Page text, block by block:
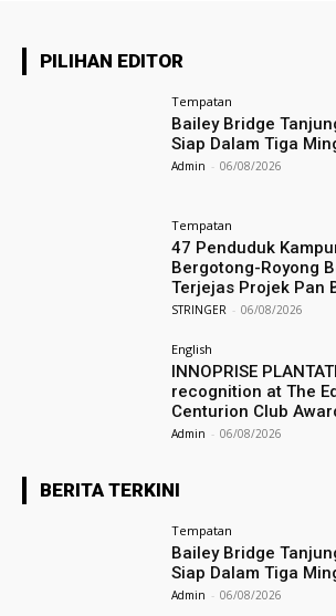
PILIHAN EDITOR
Tempatan
Bailey Bridge
Siap Dalam Tiga
Admin - 06/08/2026
Tempatan
47 Penduduk
Bergotong-Royong
Terjejas Projek Pan
STRINGER - 06/08/2026
English
INNOPRISE
recognition at The
Centurion Club
Admin - 06/08/2026
BERITA TERKINI
Tempatan
Bailey Bridge
Siap Dalam Tiga
Admin - 06/08/2026